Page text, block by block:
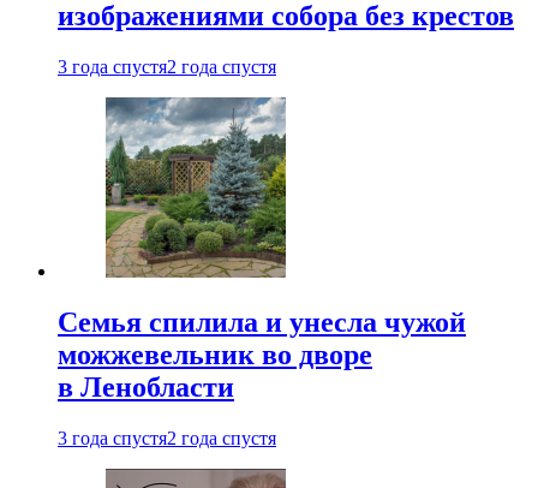
изображениями собора без крестов
3 года спустя2 года спустя
Семья спилила и унесла чужой
можжевельник во дворе
в Ленобласти
3 года спустя2 года спустя